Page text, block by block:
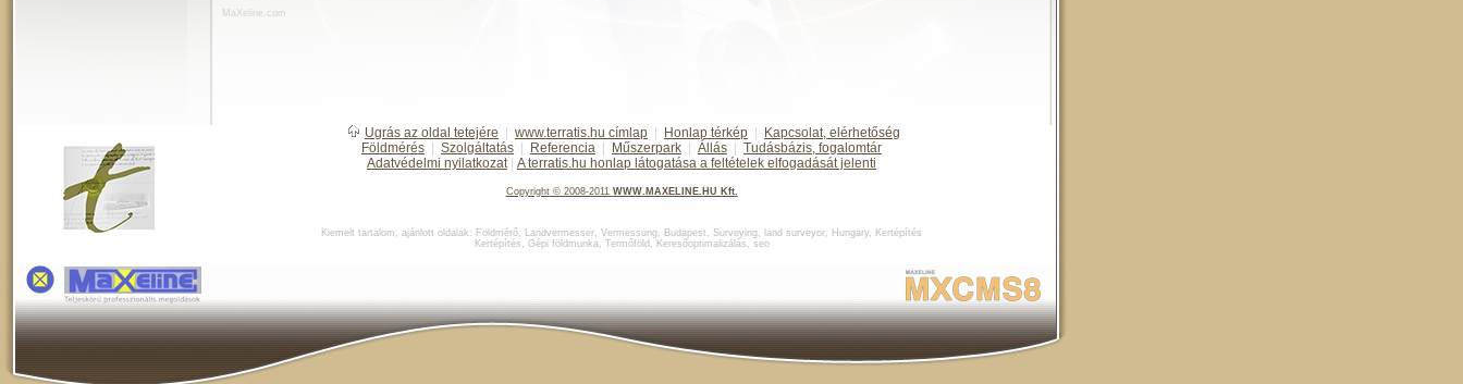
MaXeline.com
Ugrás az oldal tetejére www.terratis.hu címlap Honlap térkép
Kapcsolat, elérhetőség
Földmérés
Szolgáltatás Referencia Műszerpark Állás
Tudásbázis, fogalomtár
Adatvédelmi nyilatkozat
A terratis.hu honlap látogatása a feltételek elfogadását jelenti
Copyright©2008-2011 WWW.MAXELINE.HU Kft.
Kiemelt tartalom, ajánlott oldalak: Földmérő, Landvermesser, Vermessung, Budapest , Surveying, land surveyor, Hungary, Kertépítés
Kertépítés , Gépi földmunka, Termőföld , Keresőoptimalizálás , seo